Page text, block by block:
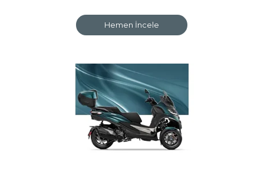
Hemen İncele